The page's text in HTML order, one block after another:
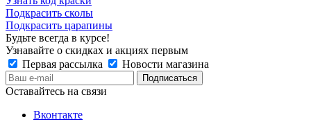
Подкрасить сколы
Подкрасить царапины
Будьте всегда в курсе!
Узнавайте о скидках и акциях первым
Первая рассылка
Новости магазина
Оставайтесь на связи
Вконтакте